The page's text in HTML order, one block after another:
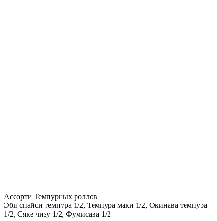
Ассорти Темпурных роллов
Эби спайси темпура 1/2, Темпура маки 1/2, Окинава темпура
1/2, Сяке чизу 1/2, Фумисава 1/2